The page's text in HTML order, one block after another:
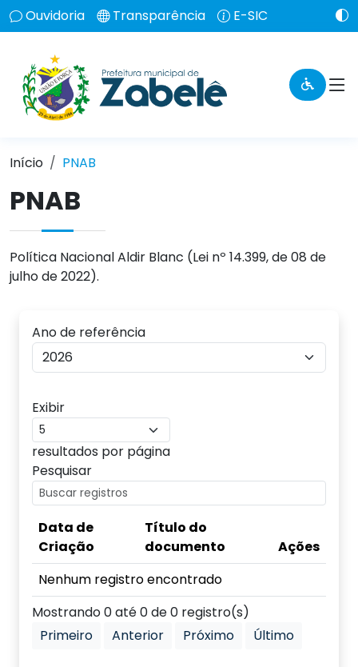
Ouvidoria Transparência E-SIC
Início PNAB
PNAB
Política Nacional Aldir Blanc (Lei nº 14.399, de 08 de
julho de 2022).
Ano de referência
Exibir
resultados por página
Pesquisar
Data de
Criação
Título do
documento
Ações
Nenhum registro encontrado
Mostrando 0 até 0 de 0 registro(s)
Primeiro
Anterior Próximo Último